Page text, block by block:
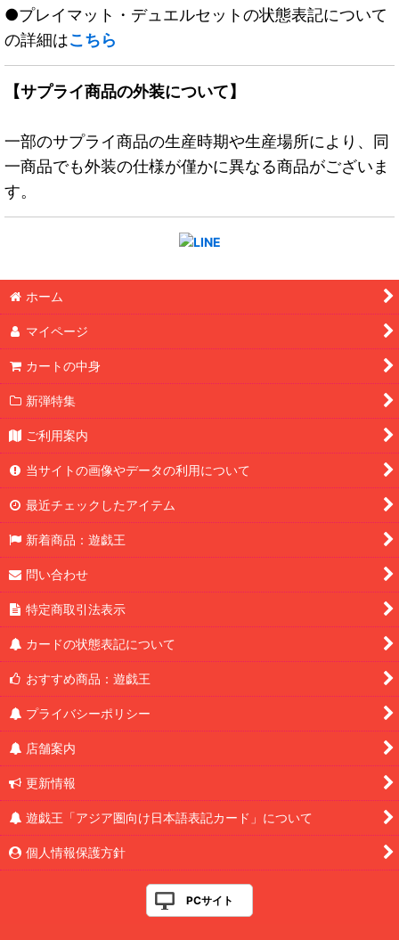
●プレイマット・デュエルセットの状態表記について
の詳細はこちら
【サプライ商品の外装について】
一部のサプライ商品の生産時期や生産場所により、同
一商品でも外装の仕様が僅かに異なる商品がございま
す。
ホーム
マイページ
カートの中身
新弾特集
ご利用案内
当サイトの画像やデータの利用について
最近チェックしたアイテム
新着商品：遊戯王
問い合わせ
特定商取引法表示
カードの状態表記について
おすすめ商品：遊戯王
プライバシーポリシー
店舗案内
更新情報
遊戯王「アジア圏向け日本語表記カード」について
個人情報保護方針
PCサイト